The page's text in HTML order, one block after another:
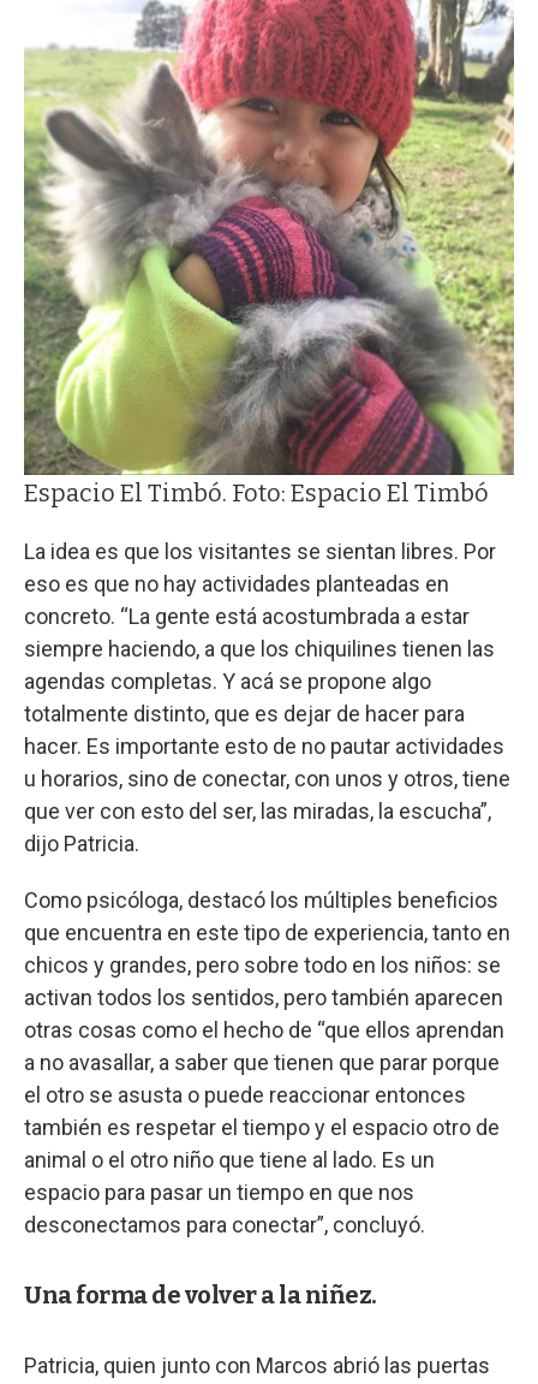
Espacio El Timbó. Foto: Espacio El Timbó
La idea es que los visitantes se sientan libres. Por
eso es que no hay actividades planteadas en
concreto. “La gente está acostumbrada a estar
siempre haciendo, a que los chiquilines tienen las
agendas completas. Y acá se propone algo
totalmente distinto, que es dejar de hacer para
hacer. Es importante esto de no pautar actividades
u horarios, sino de conectar, con unos y otros, tiene
que ver con esto del ser, las miradas, la escucha”,
dijo Patricia.
Como psicóloga, destacó los múltiples beneficios
que encuentra en este tipo de experiencia, tanto en
chicos y grandes, pero sobre todo en los niños: se
activan todos los sentidos, pero también aparecen
otras cosas como el hecho de “que ellos aprendan
a no avasallar, a saber que tienen que parar porque
el otro se asusta o puede reaccionar entonces
también es respetar el tiempo y el espacio otro de
animal o el otro niño que tiene al lado. Es un
espacio para pasar un tiempo en que nos
desconectamos para conectar”, concluyó.
Una forma de volver a la niñez.
Patricia, quien junto con Marcos abrió las puertas